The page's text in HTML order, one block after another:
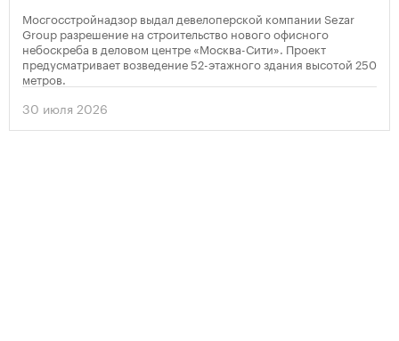
Мосгосстройнадзор выдал девелоперской компании Sezar
Group разрешение на строительство нового офисного
небоскреба в деловом центре «Москва-Сити». Проект
предусматривает возведение 52-этажного здания высотой 250
метров.
30 июля 2026